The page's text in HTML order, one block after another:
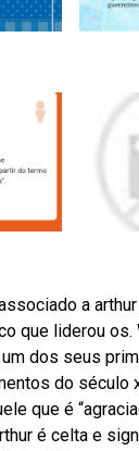
a
que liderou os.
dos seus
do século
que é
é celta e